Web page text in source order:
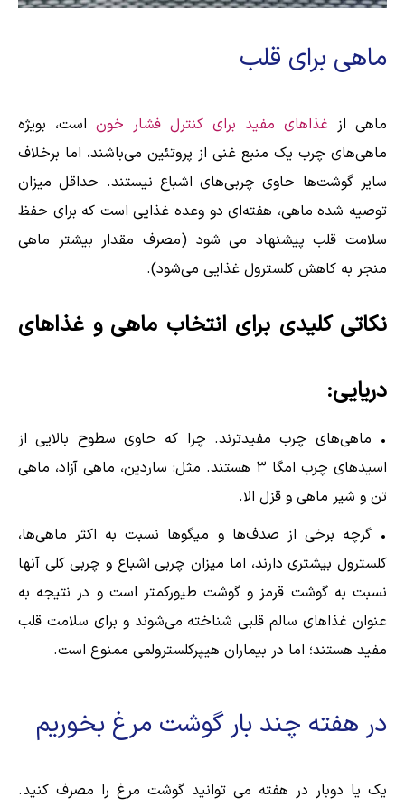
ماهی برای قلب
ماهی از غذاهای مفید برای کنترل فشار خون است، بویژه
ماهی‌های چرب یک منبع غنی از پروتئین می‌باشند، اما برخلاف
سایر گوشت‌ها حاوی چربی‌های اشباع نیستند. حداقل میزان
توصیه شده ماهی، هفته‌ای دو وعده غذایی است که برای حفظ
سلامت قلب پیشنهاد می شود (مصرف مقدار بیشتر ماهی
منجر به کاهش کلسترول غذایی می‌شود).
نکاتی کلیدی برای انتخاب ماهی و غذاهای
دریایی:
• ماهی‌های چرب مفیدترند. چرا که حاوی سطوح بالایی از
اسیدهای چرب امگا ۳ هستند. مثل: ساردین، ماهی آزاد، ماهی
تن و شیر ماهی و قزل الا.
• گرچه برخی از صدف‌ها و میگوها نسبت به اکثر ماهی‌ها،
کلسترول بیشتری دارند، اما میزان چربی اشباع و چربی کلی آنها
نسبت به گوشت قرمز و گوشت طیورکمتر است و در نتیجه به
عنوان غذاهای سالم قلبی شناخته می‌شوند و برای سلامت قلب
مفید هستند؛ اما در بیماران هیپرکلسترولمی ممنوع است.
در هفته چند بار گوشت مرغ بخوریم
یک یا دوبار در هفته می توانید گوشت مرغ را مصرف کنید.